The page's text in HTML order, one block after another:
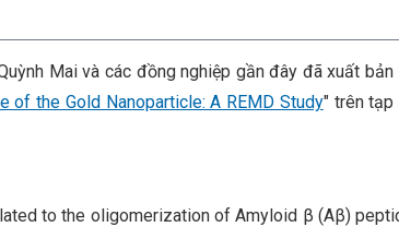
Mai và các đồng nghiệp gần đây đã xuất
the Gold Nanoparticle: A REMD Study" trên tạp
to the oligomerization of Amyloid β (Aβ)